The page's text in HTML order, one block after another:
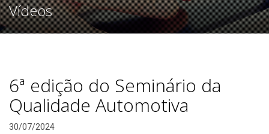
Vídeos
6ª edição do Seminário da
Qualidade Automotiva
30/07/2024